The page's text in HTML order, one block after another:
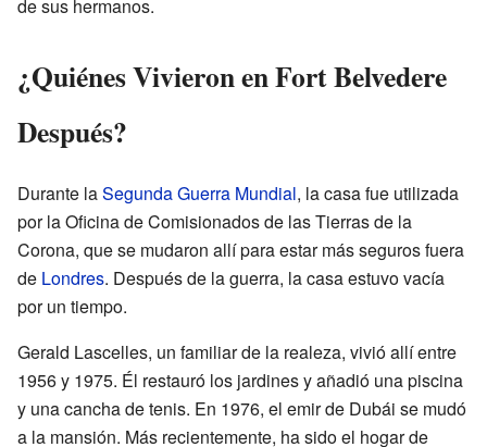
de sus hermanos.
¿Quiénes Vivieron en Fort Belvedere
Después?
Durante laSegunda Guerra Mundial, la casa fue utilizada
por la Oficina de Comisionados de las Tierras de la
Corona, que se mudaron allí para estar más seguros fuera
de Londres. Después de la guerra, la casa estuvo vacía
por un tiempo.
Gerald Lascelles, un familiar de la realeza, vivió allí entre
1956 y 1975. Él restauró los jardines y añadió una piscina
y una cancha de tenis. En 1976, el emir de Dubái se mudó
a la mansión. Más recientemente, ha sido el hogar de